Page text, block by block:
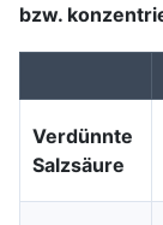
bzw.
Verdünnte
Salzsäure